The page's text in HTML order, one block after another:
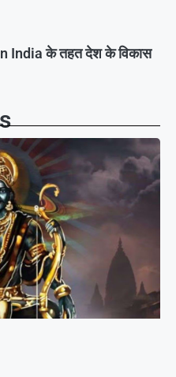
India के तहत देश के विकास